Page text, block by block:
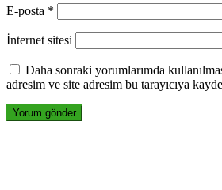
E-posta *
İnternet sitesi
Daha sonraki yorumlarımda
adresim ve site adresim bu tarayıcıya